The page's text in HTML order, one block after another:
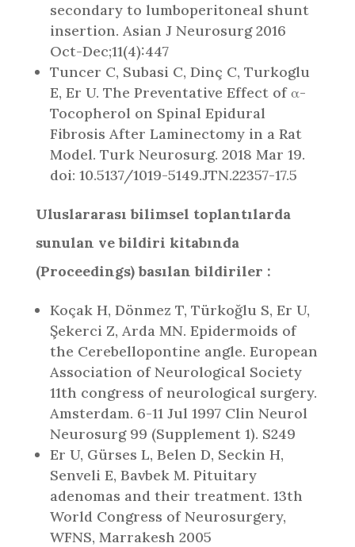
secondary to lumboperitoneal shunt
insertion. Asian J Neurosurg 2016
Oct-Dec;11(4):447
Tuncer C, Subasi C, Dinç C, Turkoglu
E, Er U. The Preventative Effect of α-
Tocopherol on Spinal Epidural
Fibrosis After Laminectomy in a Rat
Model. Turk Neurosurg. 2018 Mar 19.
doi: 10.5137/1019-5149.JTN.22357-17.5
Uluslararası bilimsel toplantılarda
sunulan ve bildiri kitabında
(Proceedings) basılan bildiriler :
Koçak H, Dönmez T, Türkoğlu S, Er U,
Şekerci Z, Arda MN. Epidermoids of
the Cerebellopontine angle. European
Association of Neurological Society
11th congress of neurological surgery.
Amsterdam. 6-11 Jul 1997 Clin Neurol
Neurosurg 99 (Supplement 1). S249
Er U, Gürses L, Belen D, Seckin H,
Senveli E, Bavbek M. Pituitary
adenomas and their treatment. 13th
World Congress of Neurosurgery,
WFNS, Marrakesh 2005